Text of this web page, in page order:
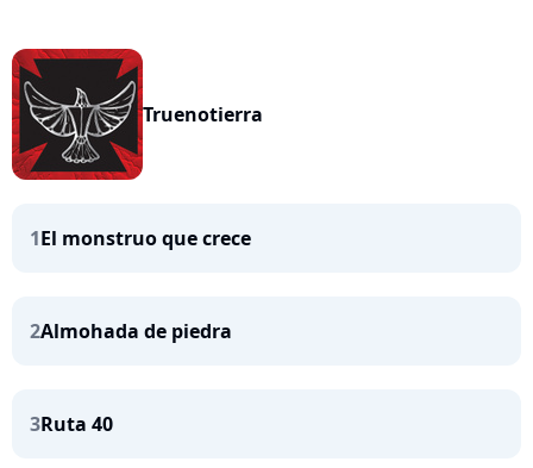
Truenotierra
1El monstruo que crece
2Almohada de piedra
3Ruta 40